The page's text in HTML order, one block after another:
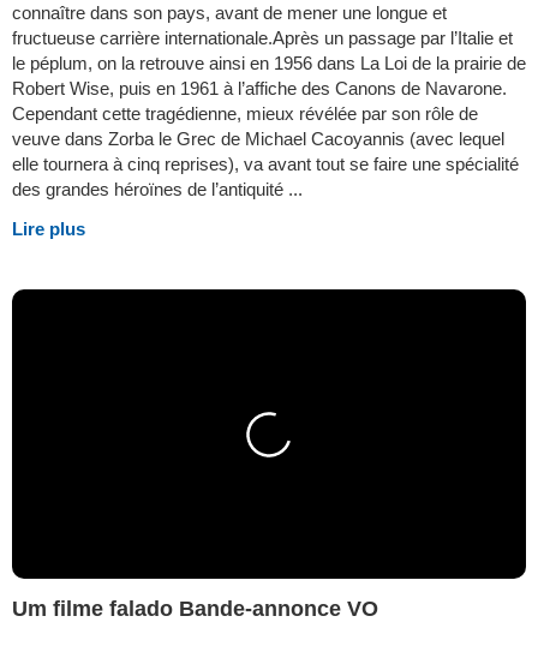
connaître dans son pays, avant de mener une longue et
fructueuse carrière internationale.Après un passage par l’Italie et
le péplum, on la retrouve ainsi en 1956 dans La Loi de la prairie de
Robert Wise, puis en 1961 à l’affiche des Canons de Navarone.
Cependant cette tragédienne, mieux révélée par son rôle de
veuve dans Zorba le Grec de Michael Cacoyannis (avec lequel
elle tournera à cinq reprises), va avant tout se faire une spécialité
des grandes héroïnes de l’antiquité ...
Lire plus
Um filme falado Bande-annonce VO